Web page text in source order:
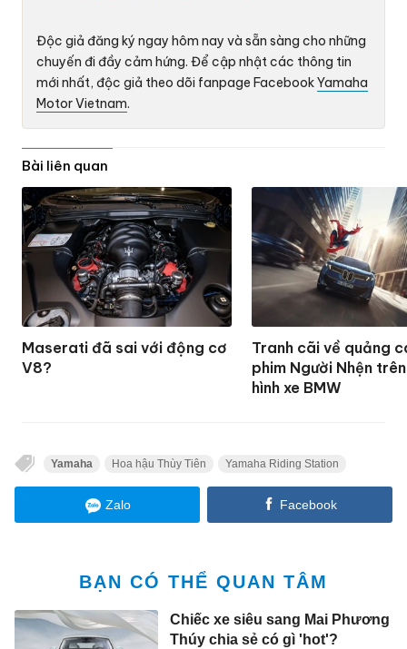
Độc giả đăng ký ngay hôm nay và sẵn sàng cho những
chuyến đi đầy cảm hứng. Để cập nhật các thông tin
mới nhất, độc giả theo dõi fanpage FacebookYamaha
Motor Vietnam.
Bài liên quan
Maserati đã sai với động cơ
V8?
Tranh cãi về quảng
phim Người Nhện
hình xe BMW
Yamaha Hoa hậu Thùy Tiên Yamaha Riding Station
Zalo Facebook
BẠN CÓ THỂ QUAN TÂM
Chiếc xe siêu sang Mai Phương
Thúy chia sẻ có gì 'hot'?